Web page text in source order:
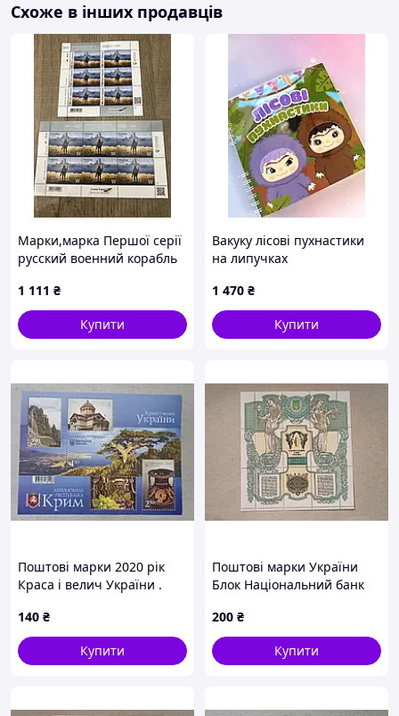
Варіанти доставки:
- Нова Пошта;
- Укрпошта.
Схоже в інших продавців
Марки,марка Першої серії
русский военний корабль
1 111 ₴
Купити
Вакуку лісові пухнастики
на липучках
1 470 ₴
Купити
Поштові марки 2020 рік
Краса і велич України .
Крим .
140 ₴
Купити
Поштові марки України
Блок Національний банк
200 ₴
Купити